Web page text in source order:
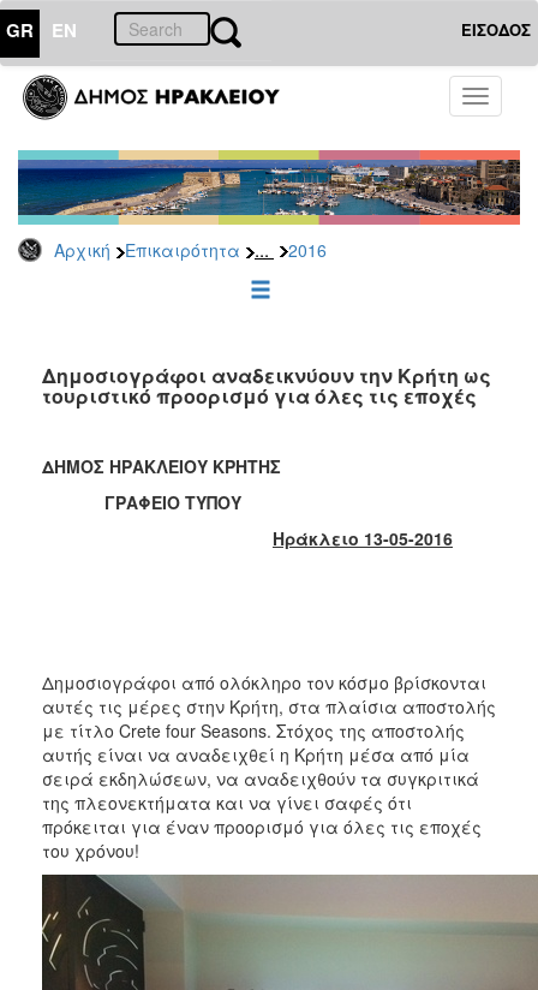
GR EN ΕΙΣΟΔΟΣ
Toggle
Αρχική Επικαιρότητα ... 2016
ΕΠΙΚΑΙΡΟΤΗΤΑ
Τύπου
Αρχείο
2026
2025
2022
2021
2019
2018
2012
2011
2010
2006
ΔΗΜΟΤΗΣ
ΕΠΙΣΚΕΠΤΗΣ
Δημοσιογράφοι αναδεικνύουν την Κρήτη ως
τουριστικό προορισμό για όλες τις εποχές
ΔΗΜΟΣ ΗΡΑΚΛΕΙΟΥ ΚΡΗΤΗΣ
ΓΡΑΦΕΙΟ ΤΥΠΟΥ
Ηράκλειο 13-05-2016
Δημοσιογράφοι από ολόκληρο τον κόσμο βρίσκονται
αυτές τις μέρες στην Κρήτη, στα πλαίσια αποστολής
με τίτλο Crete four Seasons. Στόχος της αποστολής
αυτής είναι να αναδειχθεί η Κρήτη μέσα από μία
σειρά εκδηλώσεων, να αναδειχθούν τα συγκριτικά
της πλεονεκτήματα και να γίνει σαφές ότι
πρόκειται για έναν προορισμό για όλες τις εποχές
του χρόνου!